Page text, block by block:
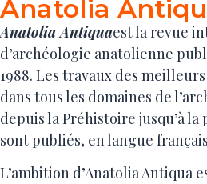
Anatolia
Anatolia Antiquaest la revue
d’archéologie anatolienne
1988. Les travaux des
dans tous les domaines de
depuis la Préhistoire jusqu’à
sont publiés, en langue
L’ambition d’Anatolia Antiqua